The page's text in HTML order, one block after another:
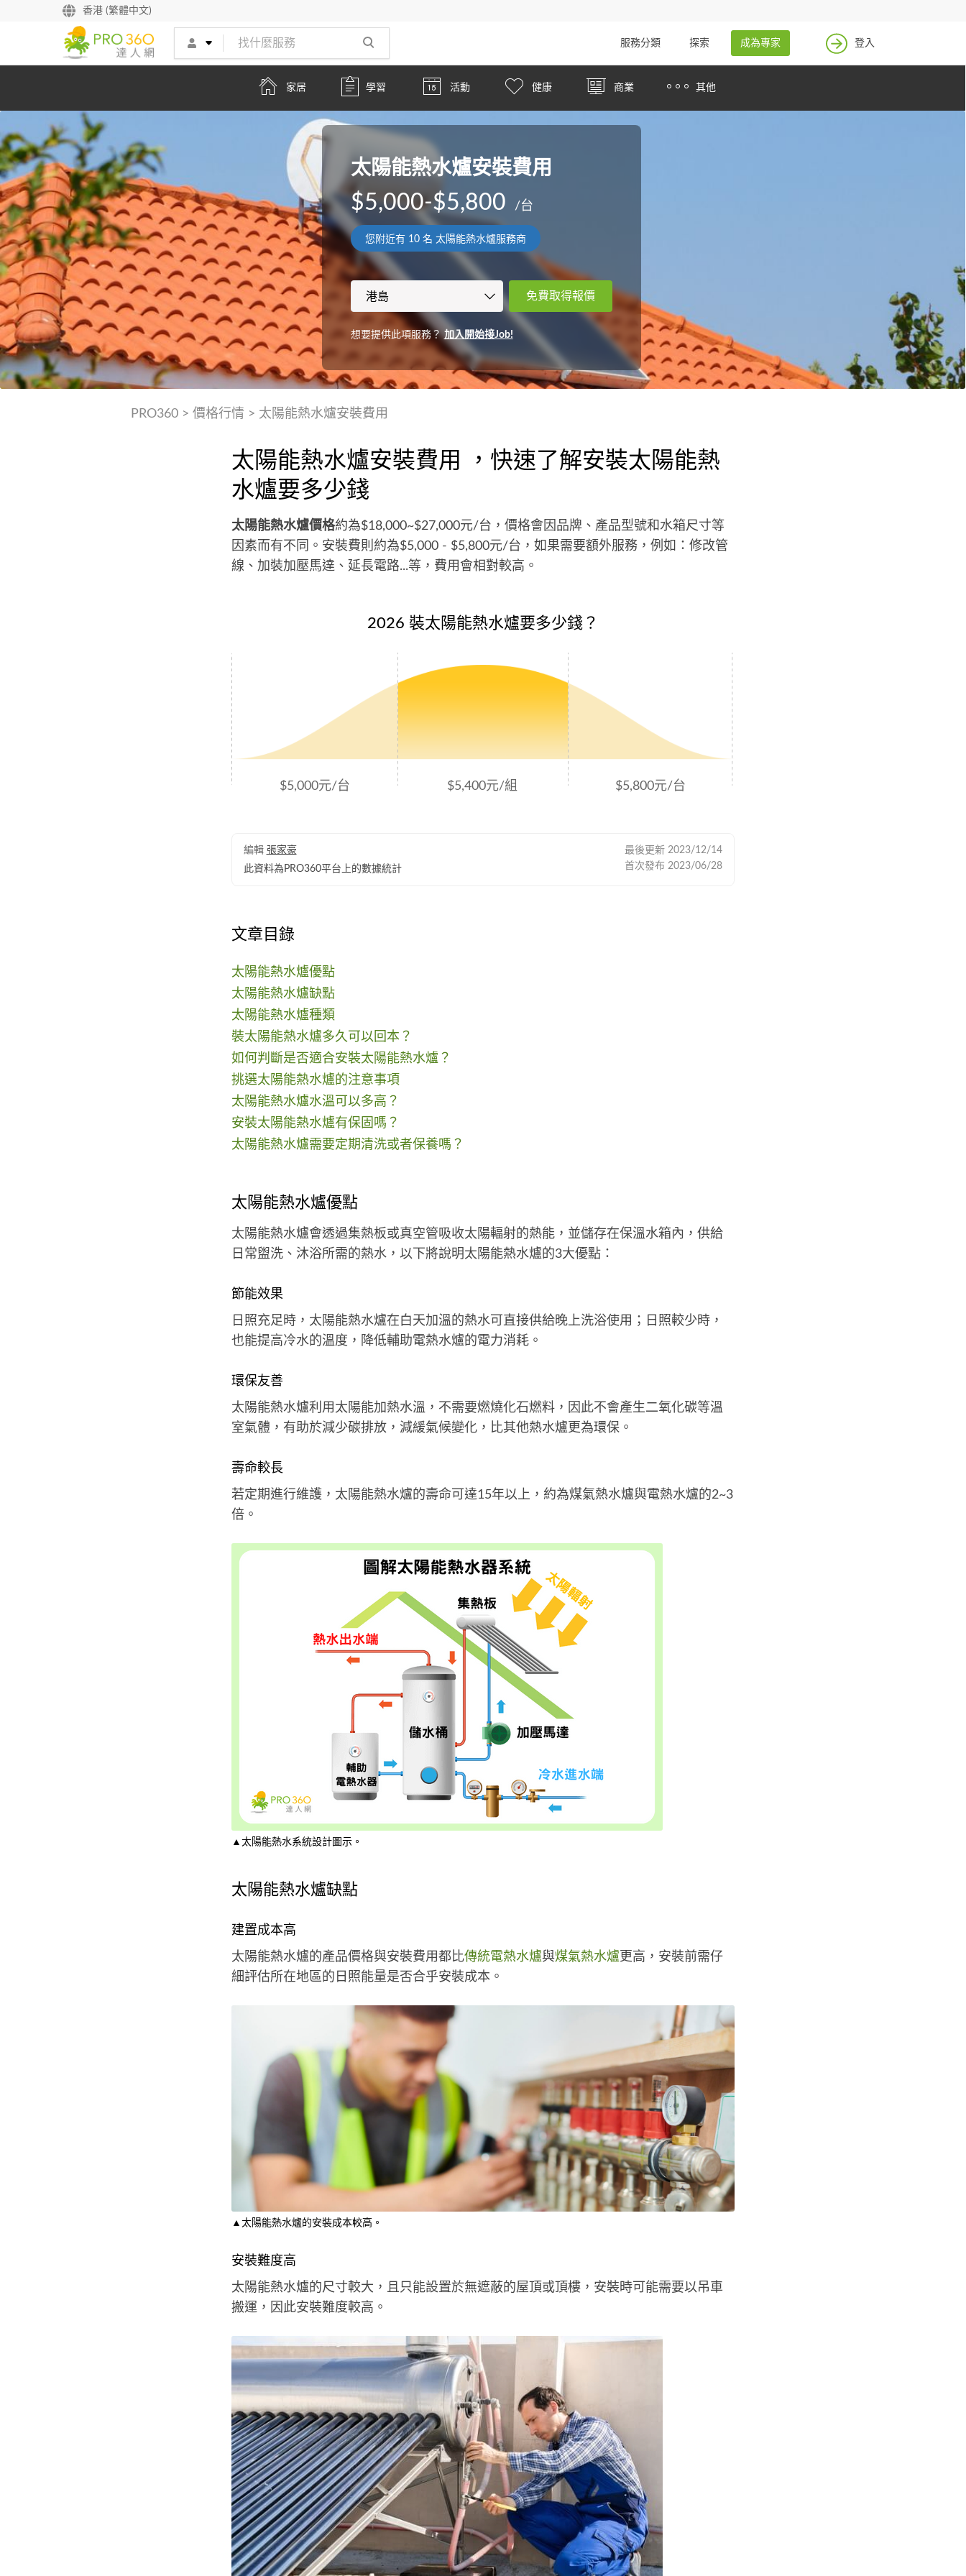
香港 (繁體中文)
服務分類 探索 成為專家 登入
家居 學習 活動 健康 商業 其他
太陽能熱水爐安裝費用
$5,000-$5,800 /台
您附近有 10名 太陽能熱水爐服務商
免費取得報價
想要提供此項服務？加入開始接Job!
PRO360> 價格行情> 太陽能熱水爐安裝費用
太陽能熱水爐安裝費用 ，快速了解安裝太陽能熱
水爐要多少錢
太陽能熱水爐價格約為$18,000~$27,000元/台，價格會因品牌、產品型號和水箱尺寸等
因素而有不同。安裝費則約為$5,000 - $5,800元/台，如果需要額外服務，例如：修改管
線、加裝加壓馬達、延長電路...等，費用會相對較高。
2026 裝太陽能熱水爐要多少錢？
$5,000元/台 $5,400元/組 $5,800元/台
編輯 張家豪
此資料為PRO360平台上的數據統計
最後更新 2023/12/14
首次發布 2023/06/28
文章目錄
太陽能熱水爐優點
太陽能熱水爐缺點
太陽能熱水爐種類
裝太陽能熱水爐多久可以回本？
如何判斷是否適合安裝太陽能熱水爐？
挑選太陽能熱水爐的注意事項
太陽能熱水爐水溫可以多高？
安裝太陽能熱水爐有保固嗎？
太陽能熱水爐需要定期清洗或者保養嗎？
太陽能熱水爐優點
太陽能熱水爐會透過集熱板或真空管吸收太陽輻射的熱能，並儲存在保溫水箱內，供給
日常盥洗、沐浴所需的熱水，以下將說明太陽能熱水爐的3大優點：
節能效果
日照充足時，太陽能熱水爐在白天加溫的熱水可直接供給晚上洗浴使用；日照較少時，
也能提高冷水的溫度，降低輔助電熱水爐的電力消耗。
環保友善
太陽能熱水爐利用太陽能加熱水溫，不需要燃燒化石燃料，因此不會產生二氧化碳等溫
室氣體，有助於減少碳排放，減緩氣候變化，比其他熱水爐更為環保。
壽命較長
若定期進行維護，太陽能熱水爐的壽命可達15年以上，約為煤氣熱水爐與電熱水爐的2~3
倍。
▲太陽能熱水系統設計圖示。
太陽能熱水爐缺點
建置成本高
太陽能熱水爐的產品價格與安裝費用都比傳統電熱水爐與煤氣熱水爐更高，安裝前需仔
細評估所在地區的日照能量是否合乎安裝成本。
▲太陽能熱水爐的安裝成本較高。
安裝難度高
太陽能熱水爐的尺寸較大，且只能設置於無遮蔽的屋頂或頂樓，安裝時可能需要以吊車
搬運，因此安裝難度較高。